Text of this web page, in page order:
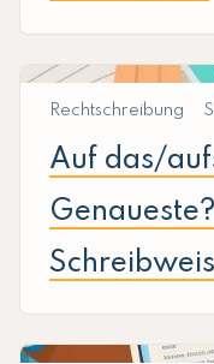
Rechtschreibung
Auf das/